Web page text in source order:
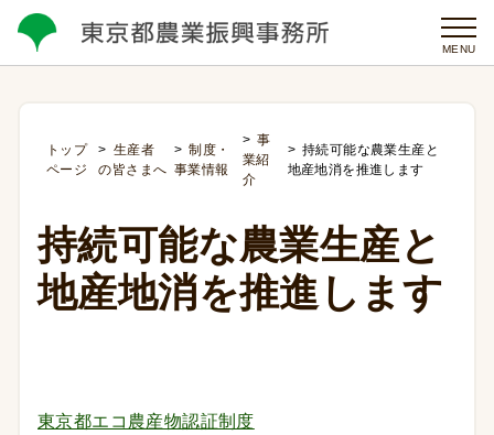
MENU
トップ
ページ
生産者
の皆さまへ
制度・
事業情報
事
業紹
介
持続可能な農業生産と
地産地消を推進します
持続可能な農業生産と
地産地消を推進します
東京都エコ農産物認証制度